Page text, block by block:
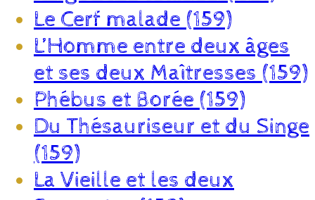
Le Cerf malade (159)
L’Homme entre deux âges
et ses deux Maîtresses (159)
Phébus et Borée (159)
Du Thésauriseur et du Singe
(159)
La Vieille et les deux